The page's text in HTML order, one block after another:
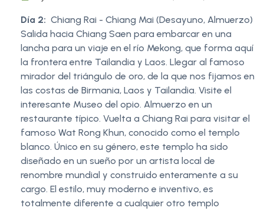
Día 2: Chiang Rai - Chiang Mai (Desayuno, Almuerzo)
Salida hacia Chiang Saen para embarcar en una
lancha para un viaje en el río Mekong, que forma aquí
la frontera entre Tailandia y Laos. Llegar al famoso
mirador del triángulo de oro, de la que nos fijamos en
las costas de Birmania, Laos y Tailandia. Visite el
interesante Museo del opio. Almuerzo en un
restaurante típico. Vuelta a Chiang Rai para visitar el
famoso Wat Rong Khun, conocido como el templo
blanco. Único en su género, este templo ha sido
diseñado en un sueño por un artista local de
renombre mundial y construido enteramente a su
cargo. El estilo, muy moderno e inventivo, es
totalmente diferente a cualquier otro templo